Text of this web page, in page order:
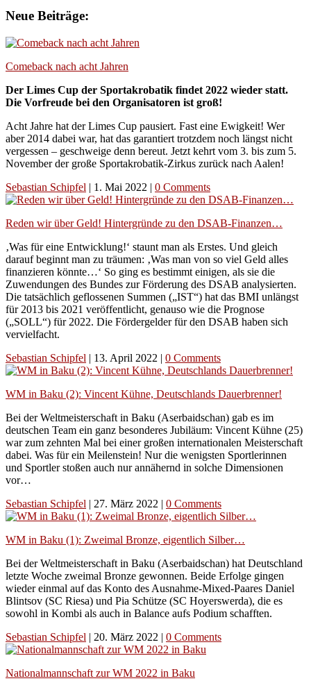
Neue Beiträge:
Comeback nach acht Jahren
Der Limes Cup der Sportakrobatik findet 2022 wieder statt.
Die Vorfreude bei den Organisatoren ist groß!
Acht Jahre hat der Limes Cup pausiert. Fast eine Ewigkeit! Wer
aber 2014 dabei war, hat das garantiert trotzdem noch längst nicht
vergessen – geschweige denn bereut. Jetzt kehrt vom 3. bis zum 5.
November der große Sportakrobatik-Zirkus zurück nach Aalen!
Sebastian Schipfel | 1. Mai 2022 | 0 Comments
Reden wir über Geld! Hintergründe zu den DSAB-Finanzen…
‚Was für eine Entwicklung!‘ staunt man als Erstes. Und gleich
darauf beginnt man zu träumen: ‚Was man von so viel Geld alles
finanzieren könnte…‘ So ging es bestimmt einigen, als sie die
Zuwendungen des Bundes zur Förderung des DSAB analysierten.
Die tatsächlich geflossenen Summen („IST“) hat das BMI unlängst
für 2013 bis 2021 veröffentlicht, genauso wie die Prognose
(„SOLL“) für 2022. Die Fördergelder für den DSAB haben sich
vervielfacht.
Sebastian Schipfel | 13. April 2022 | 0 Comments
WM in Baku (2): Vincent Kühne, Deutschlands Dauerbrenner!
Bei der Weltmeisterschaft in Baku (Aserbaidschan) gab es im
deutschen Team ein ganz besonderes Jubiläum: Vincent Kühne (25)
war zum zehnten Mal bei einer großen internationalen Meisterschaft
dabei. Was für ein Meilenstein! Nur die wenigsten Sportlerinnen
und Sportler stoßen auch nur annähernd in solche Dimensionen
vor…
Sebastian Schipfel | 27. März 2022 | 0 Comments
WM in Baku (1): Zweimal Bronze, eigentlich Silber…
Bei der Weltmeisterschaft in Baku (Aserbaidschan) hat Deutschland
letzte Woche zweimal Bronze gewonnen. Beide Erfolge gingen
wieder einmal auf das Konto des Ausnahme-Mixed-Paares Daniel
Blintsov (SC Riesa) und Pia Schütze (SC Hoyerswerda), die es
sowohl in Kombi als auch in Balance aufs Podium schafften.
Sebastian Schipfel | 20. März 2022 | 0 Comments
Nationalmannschaft zur WM 2022 in Baku